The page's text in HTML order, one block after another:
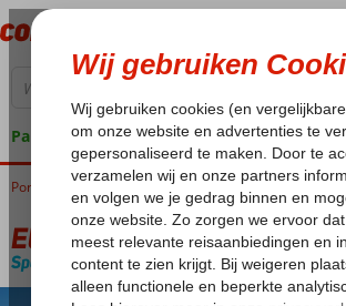
Pakketgarantie
Home
Portugal Algarve Albufeira Elma Apartments
Elma Apartments
Special category Logies-Aparthotel